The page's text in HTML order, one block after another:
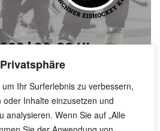
Ihr Surferlebnis zu verbessern,
Inhalte einzusetzen und
analysieren. Wenn Sie auf „Alle
Benjamin Dornow, 30. November 2022